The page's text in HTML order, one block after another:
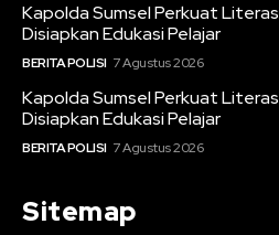
Kapolda Sumsel Perkuat
Disiapkan Edukasi Pelajar
BERITA POLISI 7 Agustus 2026
Kapolda Sumsel Perkuat
Disiapkan Edukasi Pelajar
BERITA POLISI 7 Agustus 2026
Sitemap